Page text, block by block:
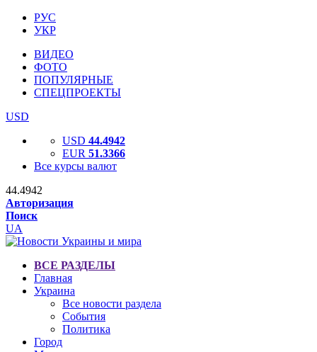
РУС
УКР
ВИДЕО
ФОТО
ПОПУЛЯРНЫЕ
СПЕЦПРОЕКТЫ
USD
USD 44.4942
EUR 51.3366
Все курсы валют
44.4942
Авторизация
Поиск
UA
ВСЕ РАЗДЕЛЫ
Главная
Украина
Все новости раздела
События
Политика
Город